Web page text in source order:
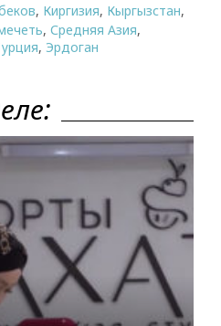
, Киргизия, Кыргызстан,
, Средняя Азия,
, Эрдоган